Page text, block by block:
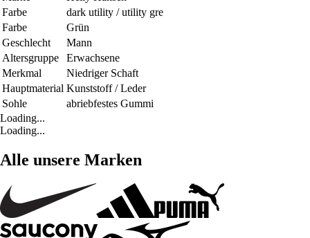
Farbe
dark utility / utility gre
Farbe
Grün
Geschlecht
Mann
Altersgruppe
Erwachsene
Merkmal
Niedriger Schaft
Hauptmaterial Kunststoff / Leder
Sohle
abriebfestes Gummi
Loading...
Loading...
Alle unsere Marken